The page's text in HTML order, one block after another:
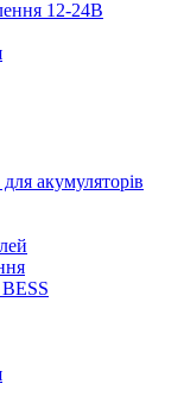
12-24В
акумуляторів